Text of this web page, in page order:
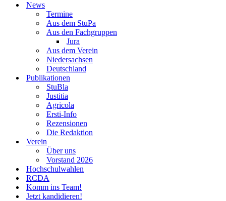
News
Termine
Aus dem StuPa
Aus den Fachgruppen
Jura
Aus dem Verein
Niedersachsen
Deutschland
Publikationen
StuBla
Justitia
Agricola
Ersti-Info
Rezensionen
Die Redaktion
Verein
Über uns
Vorstand 2026
Hochschulwahlen
RCDA
Komm ins Team!
Jetzt kandidieren!